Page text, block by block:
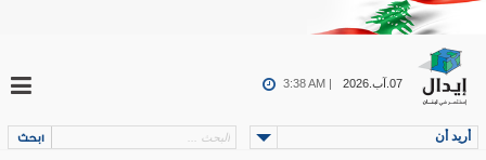
07.آب.2026 3:38 AM |
أريد أن